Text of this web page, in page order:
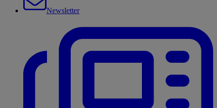
Newsletter